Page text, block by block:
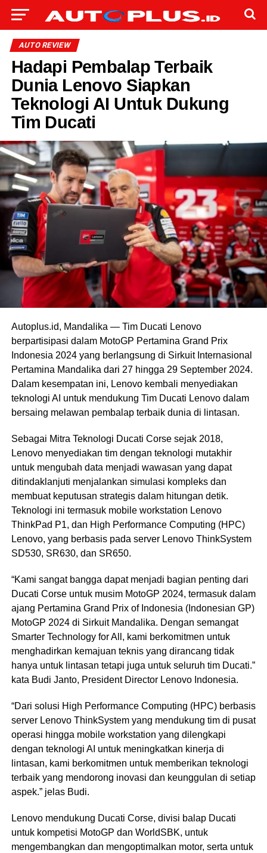
AUTO REVIEW
Hadapi Pembalap Terbaik
Dunia Lenovo Siapkan
Teknologi AI Untuk Dukung
Tim Ducati
Autoplus.id, Mandalika — Tim Ducati Lenovo
berpartisipasi dalam MotoGP Pertamina Grand Prix
Indonesia 2024 yang berlangsung di Sirkuit Internasional
Pertamina Mandalika dari 27 hingga 29 September 2024.
Dalam kesempatan ini, Lenovo kembali menyediakan
teknologi AI untuk mendukung Tim Ducati Lenovo dalam
bersaing melawan pembalap terbaik dunia di lintasan.
Sebagai Mitra Teknologi Ducati Corse sejak 2018,
Lenovo menyediakan tim dengan teknologi mutakhir
untuk mengubah data menjadi wawasan yang dapat
ditindaklanjuti menjalankan simulasi kompleks dan
membuat keputusan strategis dalam hitungan detik.
Teknologi ini termasuk mobile workstation Lenovo
ThinkPad P1, dan High Performance Computing (HPC)
Lenovo, yang berbasis pada server Lenovo ThinkSystem
SD530, SR630, dan SR650.
“Kami sangat bangga dapat menjadi bagian penting dari
Ducati Corse untuk musim MotoGP 2024, termasuk dalam
ajang Pertamina Grand Prix of Indonesia (Indonesian GP)
MotoGP 2024 di Sirkuit Mandalika. Dengan semangat
Smarter Technology for All, kami berkomitmen untuk
menghadirkan kemajuan teknis yang dirancang tidak
hanya untuk lintasan tetapi juga untuk seluruh tim Ducati.”
kata Budi Janto, President Director Lenovo Indonesia.
“Dari solusi High Performance Computing (HPC) berbasis
server Lenovo ThinkSystem yang mendukung tim di pusat
operasi hingga mobile workstation yang dilengkapi
dengan teknologi AI untuk meningkatkan kinerja di
lintasan, kami berkomitmen untuk memberikan teknologi
terbaik yang mendorong inovasi dan keunggulan di setiap
aspek.” jelas Budi.
Lenovo mendukung Ducati Corse, divisi balap Ducati
untuk kompetisi MotoGP dan WorldSBK, untuk
mengembangkan dan mengoptimalkan motor, serta untuk